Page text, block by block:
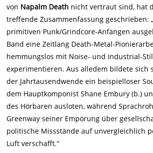
von Napalm Death nicht vertraut sind, hat
treffende Zusammenfassung geschrieben:
primitiven Punk/Grindcore-Anfängen
Band eine Zeitlang Death-Metal-
hemmungslos mit Noise- und Industrial-
experimentieren. Aus alledem bildete sich
der Jahrtausendwende ein beispielloser
dem Hauptkomponist Shane Embury (b.)
des Hörbaren ausloten, während
Greenway seiner Empörung über
politische Missstände auf unvergleichlich
Luft verschafft.“